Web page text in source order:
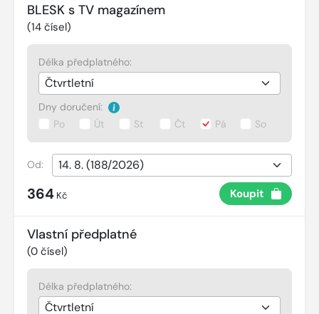
BLESK s TV magazínem
(14 čísel)
Délka předplatného:
Dny doručení:
Po
Út St Čt Pá So
Od:
364 Kč Koupit
Vlastní předplatné
(0 čísel)
Délka předplatného: